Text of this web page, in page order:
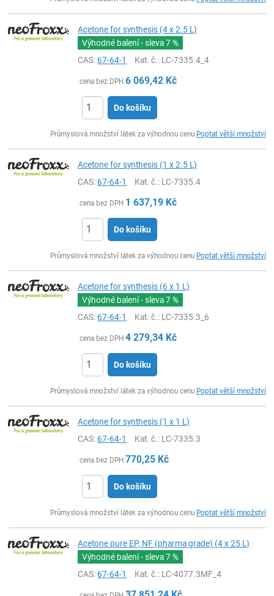
Acetone for synthesis (4 x 2.5 L)
Výhodné balení - sleva7 %
CAS:67-64-1 Kat. č.: LC-7335.4_4
cena bez DPH 6 069,42 Kč
Do košíku
Průmyslová množství látek za výhodnou cenu Poptat větší množství
Acetone for synthesis (1 x 2.5 L)
CAS:67-64-1 Kat. č.: LC-7335.4
cena bez DPH 1 637,19 Kč
Do košíku
Průmyslová množství látek za výhodnou cenu Poptat větší množství
Acetone for synthesis (6 x 1 L)
Výhodné balení - sleva7 %
CAS:67-64-1 Kat. č.: LC-7335.3_6
cena bez DPH 4 279,34 Kč
Do košíku
Průmyslová množství látek za výhodnou cenu Poptat větší množství
Acetone for synthesis (1 x 1 L)
CAS:67-64-1 Kat. č.: LC-7335.3
cena bez DPH 770,25 Kč
Do košíku
Průmyslová množství látek za výhodnou cenu Poptat větší množství
Acetone pure EP, NF (pharma grade) (4 x 25 L)
Výhodné balení - sleva7 %
CAS:67-64-1 Kat. č.: LC-4077.3MF_4